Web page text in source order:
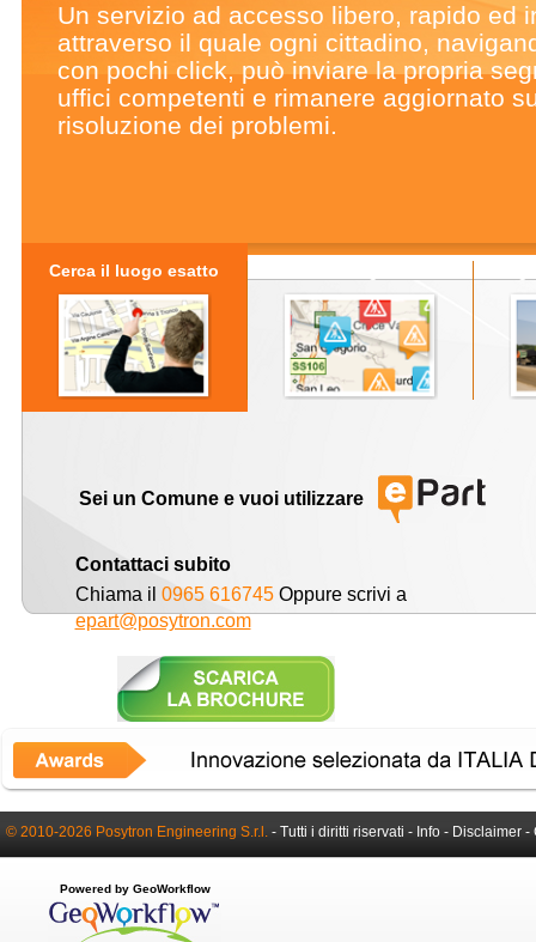
Un servizio ad accesso libero, rapido ed
attraverso il quale ogni cittadino,
con pochi click, può inviare la propria
uffici competenti e rimanere aggiornato
risoluzione dei problemi.
Cerca il luogo esatto
Sei un Comune e vuoi utilizzare
Contattaci subito
Chiama il 0965 616745Oppure scrivi a
epart@posytron.com
© 2010-2026 Posytron Engineering S.r.l. - Tutti i diritti riservati - Info - Disclaimer -
Powered by GeoWorkflow